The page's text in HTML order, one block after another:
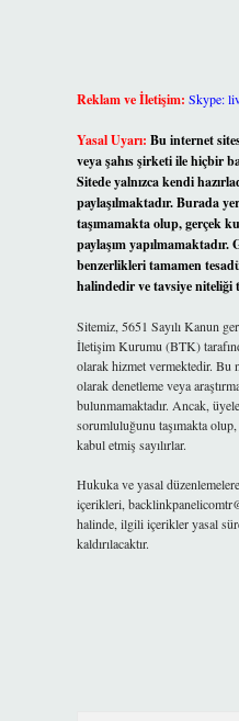
Reklam ve İletişim: Skype:
Yasal Uyarı: Bu internet
veya şahıs şirketi ile hiçbir
Sitede yalnızca kendi
paylaşılmaktadır. Burada
taşımamakta olup, gerçek
paylaşım
benzerlikleri tamamen
halindedir ve tavsiye niteliği
Sitemiz, 5651 Sayılı Kanun
İletişim Kurumu (BTK)
olarak hizmet vermektedir. Bu
olarak denetleme veya
bulunmamaktadır. Ancak,
sorumluluğunu taşımakta
kabul etmiş sayılırlar.
Hukuka ve yasal
içerikleri,
halinde, ilgili içerikler yasal
kaldırılacaktır.